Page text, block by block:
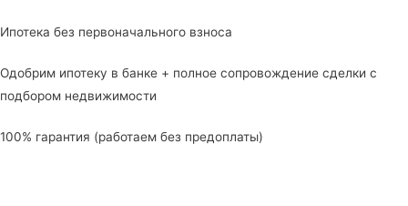
Ипотека без первоначального взноса
Одобрим ипотеку в банке + полное сопровождение сделки с
подбором недвижимости
100% гарантия (работаем без предоплаты)